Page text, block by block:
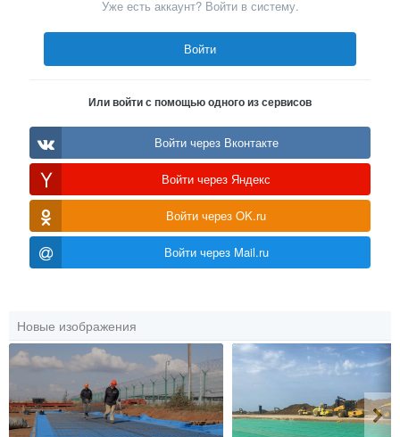
Уже есть аккаунт? Войти в систему.
Войти
Или войти с помощью одного из сервисов
Войти через Вконтакте
Войти через Яндекс
Войти через OK.ru
Войти через Mail.ru
Новые изображения